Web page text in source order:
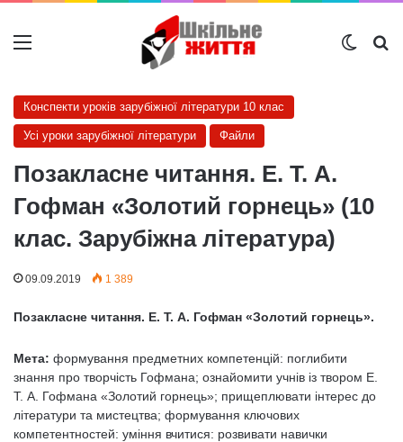
Меню
Конспекти уроків зарубіжної літератури 10 клас
Усі уроки зарубіжної літератури Файли
Позакласне читання. Е. Т. А.
Гофман «Золотий горнець» (10
клас. Зарубіжна література)
09.09.2019 1 389
Позакласне читання. Е. Т. А. Гофман «Золотий горнець».
Мета: формування предметних компетенцій: поглибити
знання про творчість Гофмана; ознайомити учнів із твором Е.
Т. А. Гофмана «Золотий горнець»; прищеплювати інтерес до
літератури та мистецтва; формування ключових
компетентностей: уміння вчитися: розвивати навички